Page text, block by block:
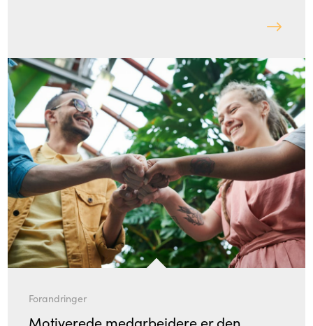
Forandringer
Motiverede medarbejdere er den